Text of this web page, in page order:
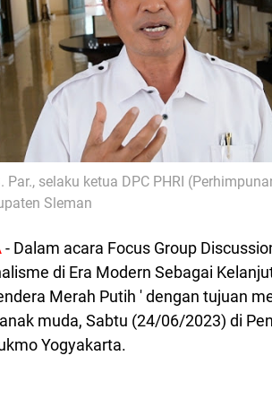
Par., selaku ketua DPC PHRI (
Sleman
- Dalam acara Focus Group
di Era Modern Sebagai
Merah Putih ' dengan tujuan
muda, Sabtu (24/06/2023) di
Yogyakarta.